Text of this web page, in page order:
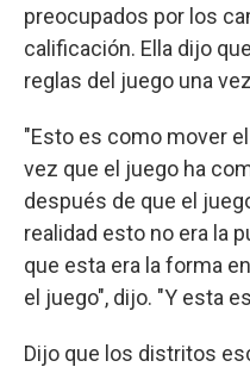
preocupados por los
calificación. Ella dijo
reglas del juego una
"Esto es como mover
vez que el juego ha
después de que el
realidad esto no era la
que esta era la forma
el juego", dijo. "Y esta
Dijo que los distritos